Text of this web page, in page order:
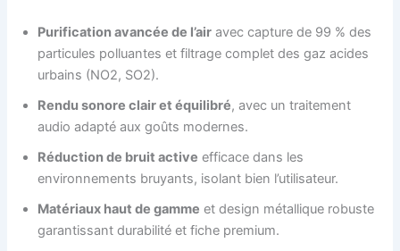
Purification avancée de l’air avec capture de 99 % des
particules polluantes et filtrage complet des gaz acides
urbains (NO2, SO2).
Rendu sonore clair et équilibré, avec un traitement
audio adapté aux goûts modernes.
Réduction de bruit active efficace dans les
environnements bruyants, isolant bien l’utilisateur.
Matériaux haut de gamme et design métallique robuste
garantissant durabilité et fiche premium.